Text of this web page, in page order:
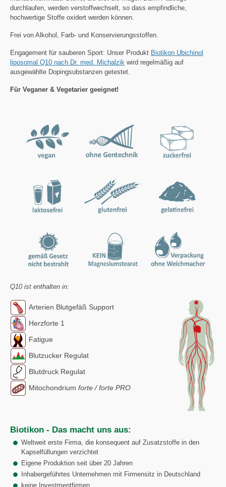
durchlaufen, werden verstoffwechselt, so dass empfindliche,
hochwertige Stoffe oxidert werden können.
Frei von Alkohol, Farb- und Konservierungsstoffen.
Engagement für sauberen Sport: Unser Produkt Biotikon Ubichinol
liposomal Q10 nach Dr. med. Michalzik wird regelmäßig auf
ausgewählte Dopingsubstanzen getestet.
Für Veganer & Vegetarier geeignet!
Q10 ist enthalten in:
Arterien Blutgefäß Support
Herzforte 1
Fatigue
Blutzucker Regulat
Blutdruck Regulat
Mitochondrium forte / forte PRO
Biotikon - Das macht uns aus:
Weltweit erste Firma, die konsequent auf Zusatzstoffe in den
Kapselfüllungen verzichtet
Eigene Produktion seit über 20 Jahren
Inhabergeführtes Unternehmen mit Firmensitz in Deutschland
keine Investmentfirmen